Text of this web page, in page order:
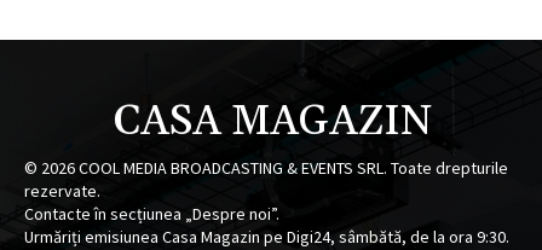
CASA MAGAZIN
© 2026COOL MEDIA BROADCASTING & EVENTS SRL. Toate drepturile
rezervate.
Contacte în secțiunea „Despre noi”.
Urmăriți emisiunea Casa Magazin pe Digi24, sâmbătă, de la ora 9:30.